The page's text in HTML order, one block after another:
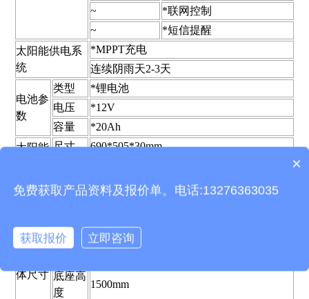
~
*联网控制
~
*短信提醒
太阳能供电系
统
*MPPT充电
连续阴雨天2-3天
电池参
数
类型
*锂电池
电压
*12V
容量
*20Ah
太阳能 尺寸
690*505*30mm
使用寿命
≥3年
体尺寸
设备宽
690mm(max)300mm(min)
底座高
度
1500mm
产品包含安装吗？
×
免费获取产品资料及报价单。电话:13276363035
获取报价 立即咨询